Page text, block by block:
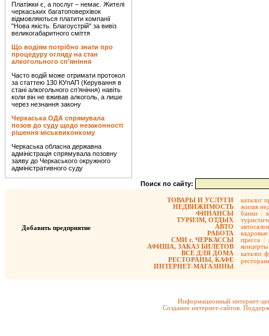
Платіжки є, а послуг – немає. Жителі
черкаських багатоповерхівок
відмовляються платити компанії
"Нова якість. Благоустрій" за вивіз
великогабаритного сміття
Що водіям потрібно знати про
процедуру огляду на стан
алкогольного сп’яніння
Часто водій може отримати протокол
за статтею 130 КУпАП (Керування в
стані алкогольного сп’яніння) навіть
коли він не вживав алкоголь, а лише
через незнання закону
Черкаська ОДА спрямувала
позов до суду щодо незаконності
рішення міськвиконкому
Черкаська обласна державна
адміністрація спрямувала позовну
заяву до Черкаського окружного
адміністративного суду
Поиск по сайту:
Добавить предприятие
ТОВАРЫ И УСЛУГИ
НЕДВИЖИМОСТЬ
ФИНАНСЫ
ТУРИЗМ, ОТДЫХ
АВТО
РАБОТА
СМИ г. ЧЕРКАССЫ
АФИША, ЗАКАЗ БИЛЕТОВ
ВСЕ ДЛЯ ДОМА
РЕСТОРАНЫ, КАФЕ
ИНТЕРНЕТ-МАГАЗИНЫ
каталог
жилая
банки |
кадровые
пресса |
концерты
каталог
Информационный интернет-
Создание интернет-сайтов.